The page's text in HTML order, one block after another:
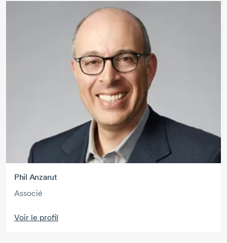
Phil Anzarut
Associé
Voir le profil